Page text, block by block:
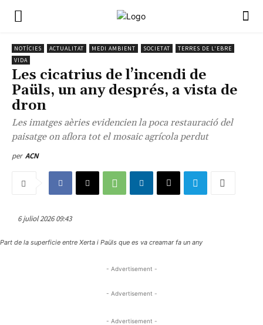
NOTÍCIES ACTUALITAT MEDI AMBIENT SOCIETAT
TERRES DE L'EBRE
VIDA
Les cicatrius de l’incendi de
Paüls, un any després, a vista de
dron
Les imatges aèries evidencien la poca restauració del
paisatge on aflora tot el mosaic agrícola perdut
per ACN
6 juliol 2026 09:43
Part de la superficie entre Xerta i Paüls que es va creamar fa un any
- Advertisement -
- Advertisement -
- Advertisement -